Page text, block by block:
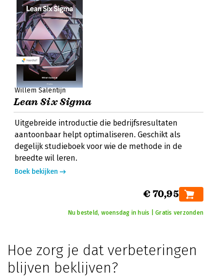
Willem Salentijn
Lean Six Sigma
Uitgebreide introductie die bedrijfsresultaten
aantoonbaar helpt optimaliseren. Geschikt als
degelijk studieboek voor wie de methode in de
breedte wil leren.
Boek bekijken
€ 70,95
Nu besteld, woensdag in huis | Gratis verzonden
Hoe zorg je dat verbeteringen
blijven beklijven?